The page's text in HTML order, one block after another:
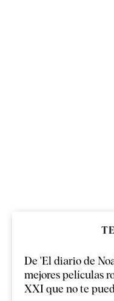
De 'El diario de
mejores películas
XXI que no te